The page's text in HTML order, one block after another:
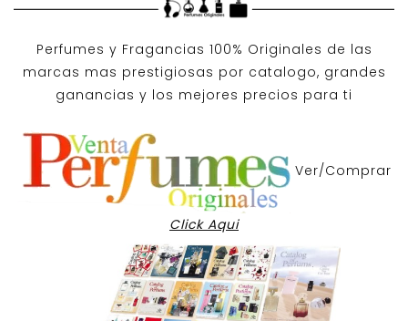
Perfumes y Fragancias 100% Originales de las
marcas mas prestigiosas por catalogo, grandes
ganancias y los mejores precios para ti
Ver/Comprar
Click Aqui